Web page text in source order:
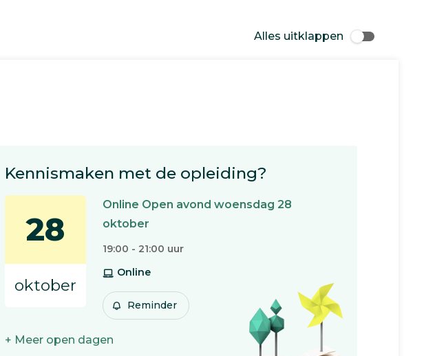
Alles uitklappen
Kennismaken met de opleiding?
28
oktober
Online Open avond woensdag 28
oktober
19:00 - 21:00 uur
Online
Reminder
+ Meer open dagen